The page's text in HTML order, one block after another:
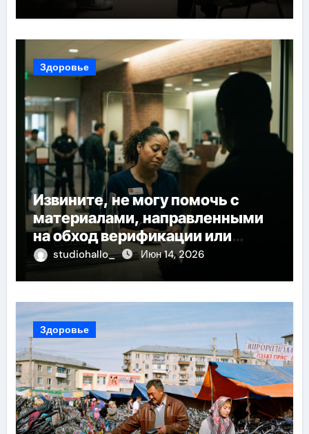
Здоровье
Извините, не могу помочь с
материалами, направленными
на обход верификации или
банковского контроля
studiohallo_ Июн 14, 2026
Здоровье